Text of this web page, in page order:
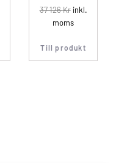
37 126Krinkl.
moms
Till produkt